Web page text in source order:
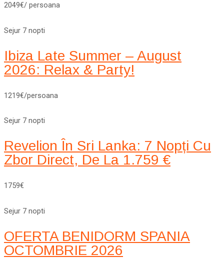
2049€/ persoana
Sejur 7 nopti
Ibiza Late Summer – August
2026: Relax & Party!
1219€/persoana
Sejur 7 nopti
Revelion În Sri Lanka: 7 Nopți Cu
Zbor Direct, De La 1.759 €
1759€
Sejur 7 nopti
OFERTA BENIDORM SPANIA
OCTOMBRIE 2026